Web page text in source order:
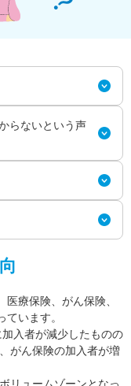
らないという声
療保険、がん保険、
います。
入者が減少したものの
がん保険の加入者が増